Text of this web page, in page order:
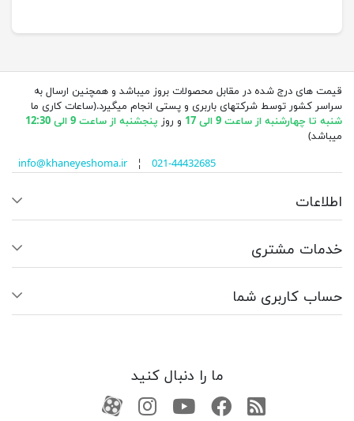
قیمت های درج شده در مقابل محصولات بروز میباشد و همچنین ارسال به
سراسر کشور توسط شرکتهای باربری و پستی انجام میگیرد.(ساعات کاری ما
شنبه تا چهارشنبه از ساعت 9 الی 17
و روز پنجشنبه از ساعت 9 الی 12:30
میباشد)
info@khaneyeshoma.ir¦ 021-44432685
اطلاعات
خدمات مشتری
حساب کاربری شما
ما را دنبال کنید
RSSفیسبوکیوتیوبکانال آپارات
کانال آپارات